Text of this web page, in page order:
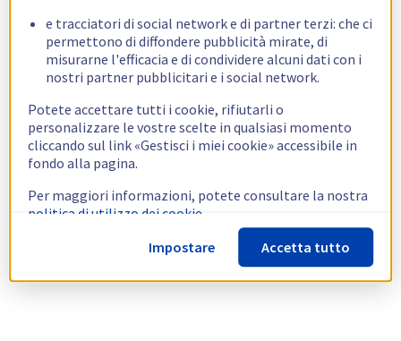
e tracciatori di social network e di partner terzi: che ci
permettono di diffondere pubblicità mirate, di
misurarne l'efficacia e di condividere alcuni dati con i
nostri partner pubblicitari e i social network.
Potete accettare tutti i cookie, rifiutarli o
personalizzare le vostre scelte in qualsiasi momento
cliccando sul link «Gestisci i miei cookie» accessibile in
fondo alla pagina.
Per maggiori informazioni, potete consultare la nostra
politica di utilizzo dei cookie.
Impostare
Accetta tutto